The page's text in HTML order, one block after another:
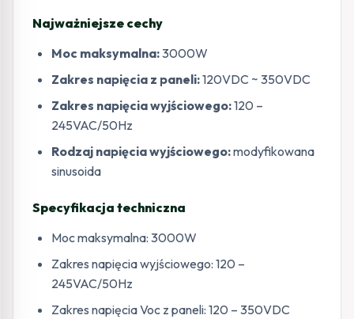
Najważniejsze cechy
Moc maksymalna:3000W
Zakres napięcia z paneli:120VDC ~ 350VDC
Zakres napięcia wyjściowego:120 –
245VAC/50Hz
Rodzaj napięcia wyjściowego:modyfikowana
sinusoida
Specyfikacja techniczna
Moc maksymalna: 3000W
Zakres napięcia wyjściowego: 120 –
245VAC/50Hz
Zakres napięcia Voc z paneli: 120 – 350VDC